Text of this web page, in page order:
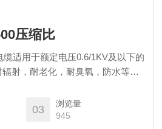
压缩比
适用于额定电压0.6/1KV及以下的
射，耐老化，耐臭氧，防水等特
化工等高温工业中。
03
浏览量
945